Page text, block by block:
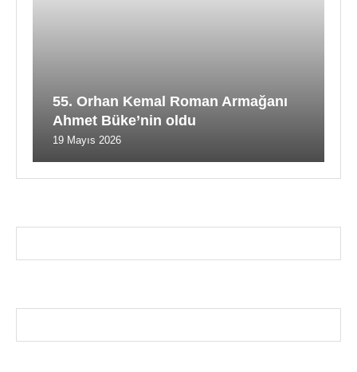
55. Orhan Kemal Roman Armağanı
Ahmet Büke’nin oldu
19 Mayıs 2026